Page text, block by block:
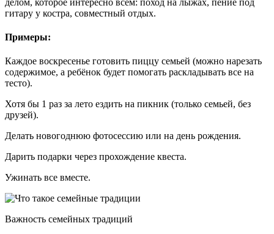
гитару у костра, совместный отдых.
Примеры:
Каждое воскресенье готовить пиццу семьей (можно нарезать
содержимое, а ребёнок будет помогать раскладывать все на
тесто).
Хотя бы 1 раз за лето ездить на пикник (только семьей, без
друзей).
Делать новогоднюю фотосессию или на день рождения.
Дарить подарки через прохождение квеста.
Ужинать все вместе.
Важность семейных традиций